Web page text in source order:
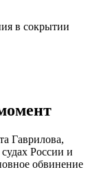
в сокрытии
Гаврилова,
России и
обвинение